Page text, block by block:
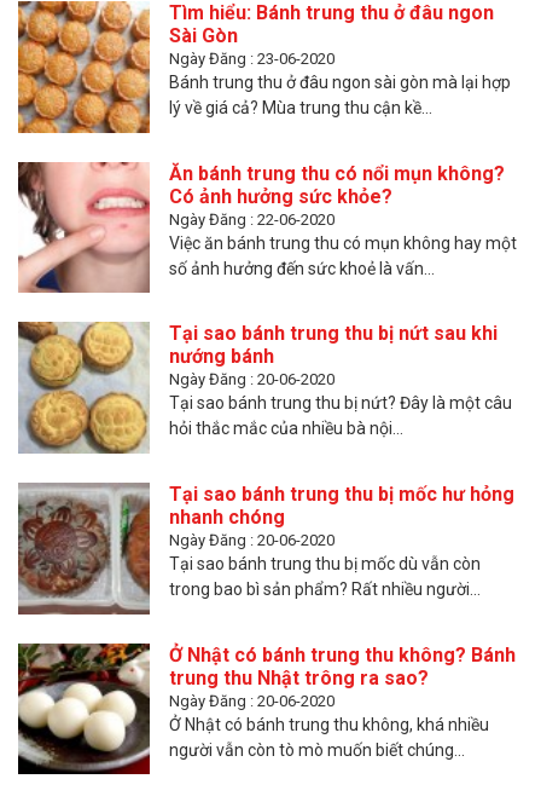
Tìm hiểu: Bánh trung thu ở đâu ngon
Sài Gòn
Ngày Đăng : 23-06-2020
Bánh trung thu ở đâu ngon sài gòn mà lại hợp
lý về giá cả? Mùa trung thu cận kề...
Ăn bánh trung thu có nổi mụn không?
Có ảnh hưởng sức khỏe?
Ngày Đăng : 22-06-2020
Việc ăn bánh trung thu có mụn không hay một
số ảnh hưởng đến sức khoẻ là vấn...
Tại sao bánh trung thu bị nứt sau khi
nướng bánh
Ngày Đăng : 20-06-2020
Tại sao bánh trung thu bị nứt? Đây là một câu
hỏi thắc mắc của nhiều bà nội...
Tại sao bánh trung thu bị mốc hư hỏng
nhanh chóng
Ngày Đăng : 20-06-2020
Tại sao bánh trung thu bị mốc dù vẫn còn
trong bao bì sản phẩm? Rất nhiều người...
Ở Nhật có bánh trung thu không? Bánh
trung thu Nhật trông ra sao?
Ngày Đăng : 20-06-2020
Ở Nhật có bánh trung thu không, khá nhiều
người vẫn còn tò mò muốn biết chúng...